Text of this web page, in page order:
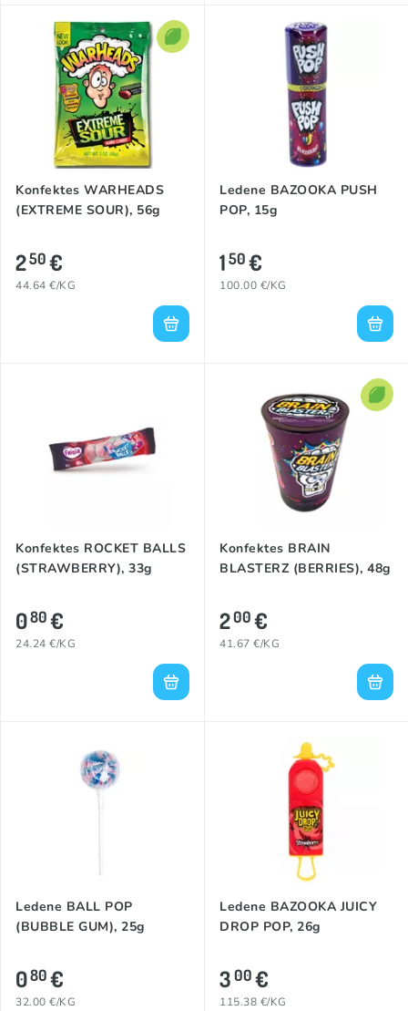
Konfektes WARHEADS
(EXTREME SOUR), 56g
250€
44.64 €/KG
Ledene BAZOOKA PUSH
POP, 15g
150€
100.00 €/KG
Konfektes ROCKET BALLS
(STRAWBERRY), 33g
080€
24.24 €/KG
Konfektes BRAIN
BLASTERZ (BERRIES), 48g
200€
41.67 €/KG
Ledene BALL POP
(BUBBLE GUM), 25g
080€
32.00 €/KG
Ledene BAZOOKA JUICY
DROP POP, 26g
300€
115.38 €/KG